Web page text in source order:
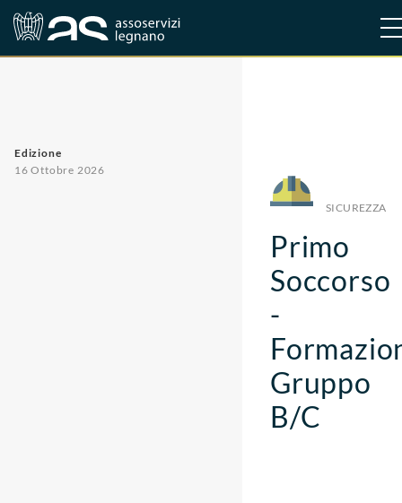
Corsi Sicurezza
Edizione
16 Ottobre 2026
SICUREZZA
Primo
Soccorso
-
Gruppo
B/C